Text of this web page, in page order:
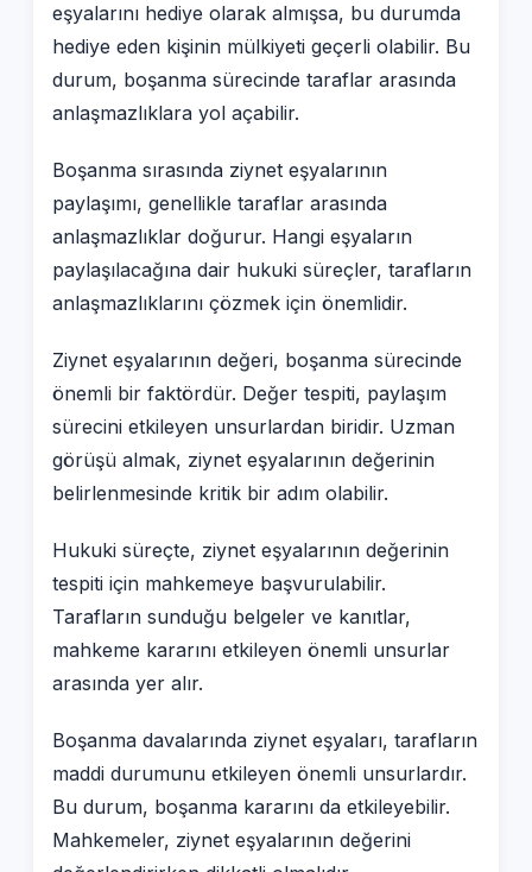
eşyalarını hediye olarak almışsa, bu durumda
hediye eden kişinin mülkiyeti geçerli olabilir. Bu
durum, boşanma sürecinde taraflar arasında
anlaşmazlıklara yol açabilir.
Boşanma sırasında ziynet eşyalarının
paylaşımı, genellikle taraflar arasında
anlaşmazlıklar doğurur. Hangi eşyaların
paylaşılacağına dair hukuki süreçler, tarafların
anlaşmazlıklarını çözmek için önemlidir.
Ziynet eşyalarının değeri, boşanma sürecinde
önemli bir faktördür. Değer tespiti, paylaşım
sürecini etkileyen unsurlardan biridir. Uzman
görüşü almak, ziynet eşyalarının değerinin
belirlenmesinde kritik bir adım olabilir.
Hukuki süreçte, ziynet eşyalarının değerinin
tespiti için mahkemeye başvurulabilir.
Tarafların sunduğu belgeler ve kanıtlar,
mahkeme kararını etkileyen önemli unsurlar
arasında yer alır.
Boşanma davalarında ziynet eşyaları, tarafların
maddi durumunu etkileyen önemli unsurlardır.
Bu durum, boşanma kararını da etkileyebilir.
Mahkemeler, ziynet eşyalarının değerini